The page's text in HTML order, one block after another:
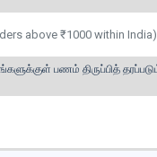
above ₹1000 within India)
பணம் திருப்பித்